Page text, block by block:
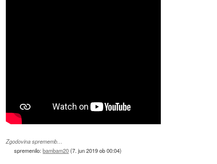
Zgodovina sprememb…
spremenilo:bambam20(7. jun 2019 ob 00:04)